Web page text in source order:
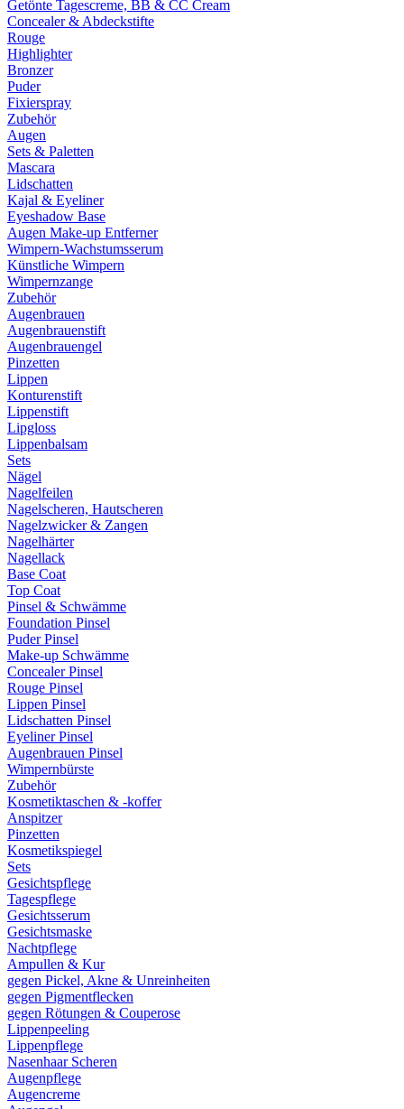
Getönte Tagescreme, BB & CC Cream
Concealer & Abdeckstifte
Rouge
Highlighter
Bronzer
Puder
Fixierspray
Zubehör
Augen
Sets & Paletten
Mascara
Lidschatten
Kajal & Eyeliner
Eyeshadow Base
Augen Make-up Entferner
Wimpern-Wachstumsserum
Künstliche Wimpern
Wimpernzange
Zubehör
Augenbrauen
Augenbrauenstift
Augenbrauengel
Pinzetten
Lippen
Konturenstift
Lippenstift
Lipgloss
Lippenbalsam
Sets
Nägel
Nagelfeilen
Nagelscheren, Hautscheren
Nagelzwicker & Zangen
Nagelhärter
Nagellack
Base Coat
Top Coat
Pinsel & Schwämme
Foundation Pinsel
Puder Pinsel
Make-up Schwämme
Concealer Pinsel
Rouge Pinsel
Lippen Pinsel
Lidschatten Pinsel
Eyeliner Pinsel
Augenbrauen Pinsel
Wimpernbürste
Zubehör
Kosmetiktaschen & -koffer
Anspitzer
Pinzetten
Kosmetikspiegel
Sets
Gesichtspflege
Tagespflege
Gesichtsserum
Gesichtsmaske
Nachtpflege
Ampullen & Kur
gegen Pickel, Akne & Unreinheiten
gegen Pigmentflecken
gegen Rötungen & Couperose
Lippenpeeling
Lippenpflege
Nasenhaar Scheren
Augenpflege
Augencreme